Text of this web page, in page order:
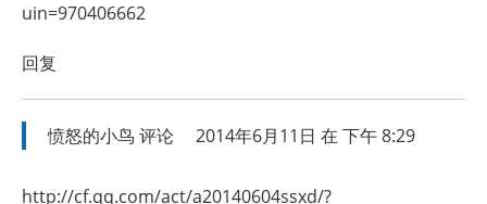
uin=970406662
回复
愤怒的小鸟评论 2014年6月11日 在 下午 8:29
http://cf.qq.com/act/a20140604ssxd/?